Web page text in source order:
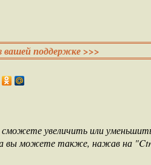
поддержке >>>
увеличить или
вы можете также, нажав на